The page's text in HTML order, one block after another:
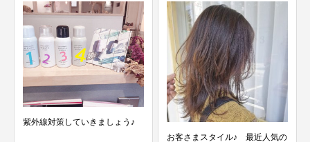
紫外線対策していきましょう♪
お客さまスタイル♪ 最近人気の